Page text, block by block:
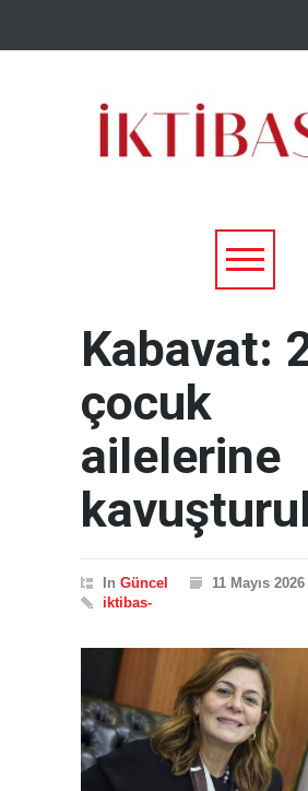
Kabavat:
çocuk
ailelerine
In Güncel
11 Mayıs 2026
iktibas-